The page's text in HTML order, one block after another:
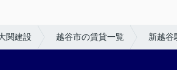
関建設 越谷市の賃貸一覧 新越谷